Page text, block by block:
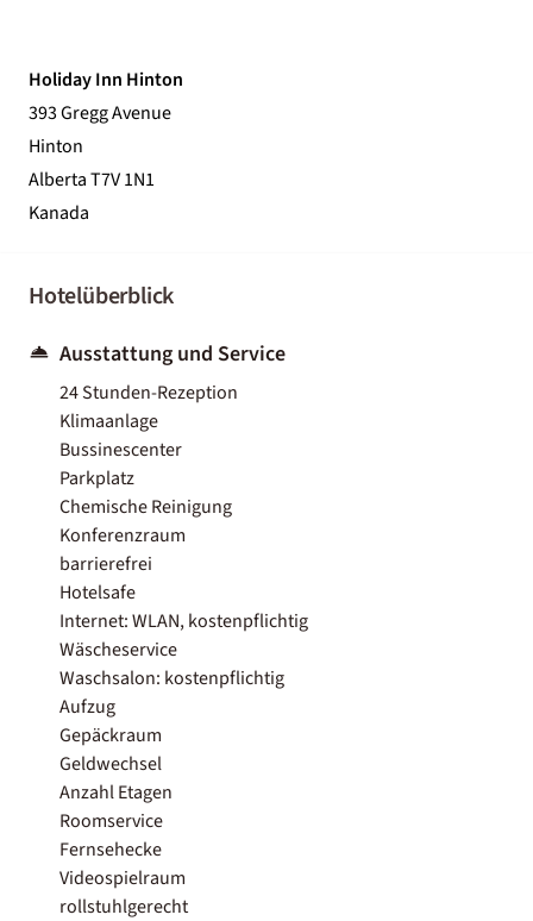
Holiday Inn Hinton
393 Gregg Avenue
Hinton
Alberta T7V 1N1
Kanada
Hotelüberblick
Ausstattung und Service
24 Stunden-Rezeption
Klimaanlage
Bussinescenter
Parkplatz
Chemische Reinigung
Konferenzraum
barrierefrei
Hotelsafe
Internet: WLAN, kostenpflichtig
Wäscheservice
Waschsalon: kostenpflichtig
Aufzug
Gepäckraum
Geldwechsel
Anzahl Etagen
Roomservice
Fernsehecke
Videospielraum
rollstuhlgerecht